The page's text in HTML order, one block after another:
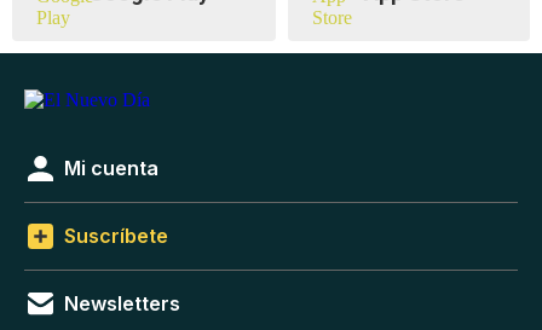
Mi cuenta
Suscríbete
Newsletters